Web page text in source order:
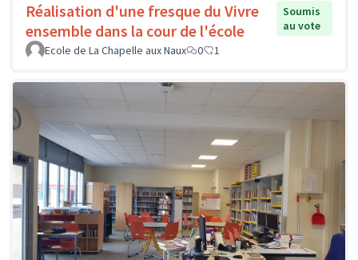
Réalisation d'une fresque du Vivre
ensemble dans la cour de l'école
Soumis
au vote
Ecole de La Chapelle aux Naux
0 1